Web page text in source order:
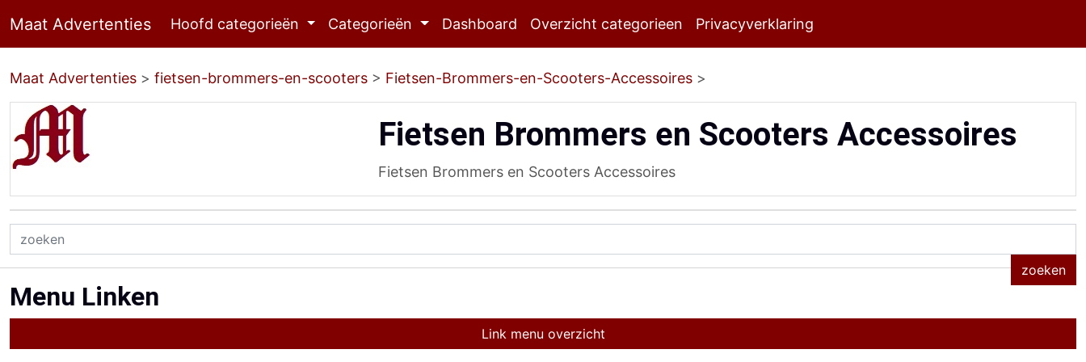
Maat Advertenties Hoofd categorieën Categorieën Dashboard Overzicht categorieen Privacyverklaring
Maat Advertenties > fietsen-brommers-en-scooters > Fietsen-Brommers-en-Scooters-Accessoires >
Fietsen Brommers en Scooters Accessoires
Fietsen Brommers en Scooters Accessoires
Menu Linken
Link menu overzicht